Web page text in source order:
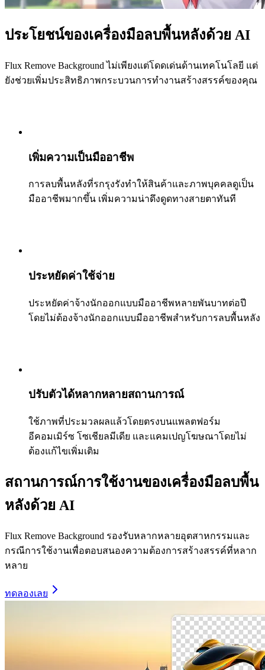
ประโยชน์ของเครื่องมือลบพื้นหลังด้วย AI
Flux Remove Background ไม่เพียงแต่โดดเด่นด้านเทคโนโลยี แต่
ยังช่วยเพิ่มประสิทธิภาพกระบวนการทำงานสร้างสรรค์ของคุณ
เพิ่มความเป็นมืออาชีพ
การลบพื้นหลังที่รกรุงรังทำให้สินค้าและภาพบุคคลดูเป็น
มืออาชีพมากขึ้น เพิ่มความน่าดึงดูดทางสายตาทันที
ประหยัดค่าใช้จ่าย
ประหยัดค่าจ้างนักออกแบบมืออาชีพหลายพันบาทต่อปี
โดยไม่ต้องจ้างนักออกแบบมืออาชีพสำหรับการลบพื้นหลัง
ปรับตัวได้หลากหลายสถานการณ์
ใช้ภาพที่ประมวลผลแล้วโดยตรงบนแพลตฟอร์ม
อีคอมเมิร์ซ โซเชียลมีเดีย และแคมเปญโฆษณาโดยไม่
ต้องแก้ไขเพิ่มเติม
สถานการณ์การใช้งานของเครื่องมือลบพื้น
หลังด้วย AI
Flux Remove Background รองรับหลากหลายอุตสาหกรรมและ
กรณีการใช้งานเพื่อตอบสนองความต้องการสร้างสรรค์ที่หลาก
หลาย
ทดลองเลย